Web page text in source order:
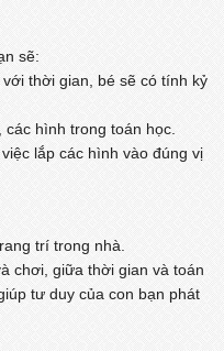
sẽ:
thời gian, bé sẽ có tính kỷ
hình trong toán học.
lắp các hình vào đúng vị
trí trong nhà.
chơi, giữa thời gian và toán
tư duy của con bạn phát